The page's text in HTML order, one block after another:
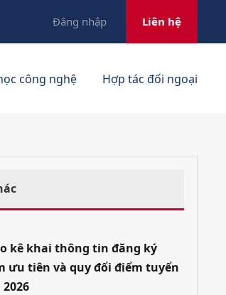
Đăng nhập Liên hệ
công nghệ Hợp tác đối ngoại
kê khai thông tin đăng ký
ưu tiên và quy đổi điểm tuyển